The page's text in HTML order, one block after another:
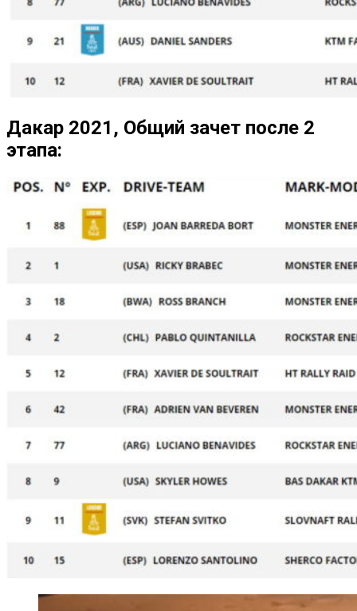
Дакар 2021, Общий зачет после 2
этапа: